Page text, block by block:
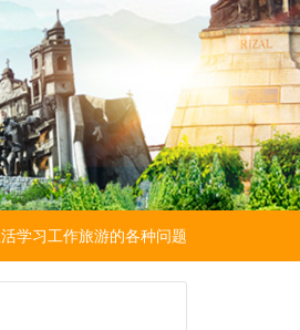
学习工作旅游的各种问题